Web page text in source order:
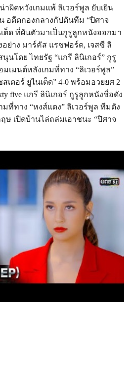
ผิดหวังเกมแพ้ ลิเวอร์พูล ยับเยิน
อดีตกองกลางกัปตันทีม “ปิศาจ
เต็ด ที่ผันตัวมาเป็นกูรูลูกหนังออกมา
ย่าง มาร์คัส แรชฟอร์ด, เจสซี ลิ
โดย ไทยรัฐ “แกรี ลินิเกอร์” กูรู
เมนต์หลังเกมที่ทาง “ลิเวอร์พูล”
เตอร์ ยูไนเต็ด” 4-0 พร้อมอวยยศ 2
five แกรี ลินิเกอร์ กูรูลูกหนังชื่อดัง
ที่ทาง “หงส์แดง” ลิเวอร์พูล ทีมดัง
ษ เปิดบ้านไล่ถล่มเอาชนะ “ปิศาจ